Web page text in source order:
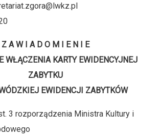
Z A W I A D O M I E N I E
WŁĄCZENIA KARTY EWIDENCYJNEJ
ZABYTKU
EWIDENCJI ZABYTKÓW
3 rozporządzenia Ministra Kultury i